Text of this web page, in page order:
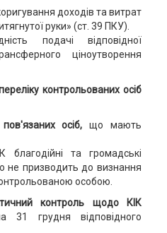
доходів та витрат
руки» (ст. 39 ПКУ).
подачі відповідної
ціноутворення
контрольованих осіб
осіб, що мають
та громадські
не призводить до визнання
особою.
контроль щодо КІК
31 грудня відповідного